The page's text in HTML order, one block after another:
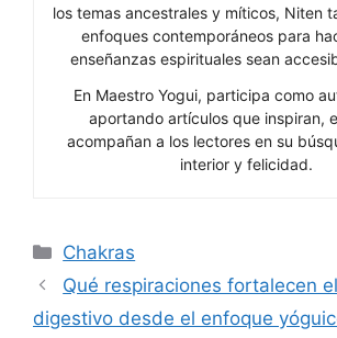
los temas ancestrales y míticos, Niten
enfoques contemporáneos para
enseñanzas espirituales sean
En Maestro Yogui, participa como
aportando artículos que inspiran,
acompañan a los lectores en su
interior y felicidad.
Categorías
Chakras
Qué respiraciones fortalecen
digestivo desde el enfoque